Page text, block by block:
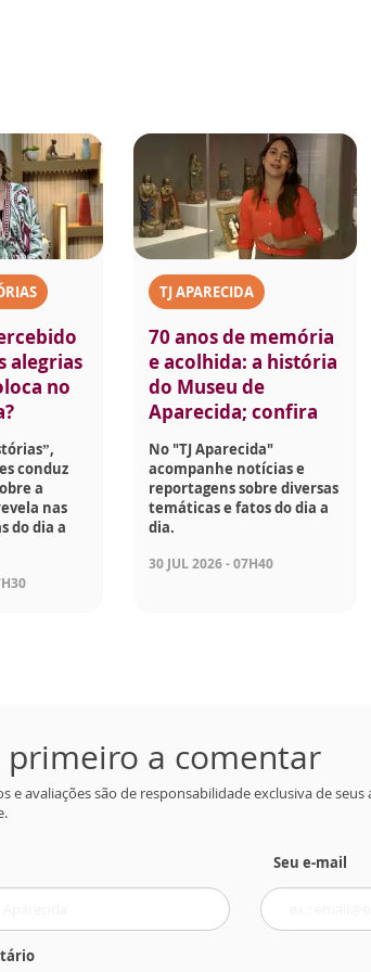
alegrias
no
conduz
a
nas
do dia a
TJ APARECIDA
70 anos de memória
e acolhida: a história
do Museu de
Aparecida; confira
No "TJ Aparecida"
acompanhe notícias e
reportagens sobre diversas
temáticas e fatos do dia a
dia.
30 JUL 2026 - 07H40
primeiro a comentar
e avaliações são de responsabilidade exclusiva de
Seu e-mail